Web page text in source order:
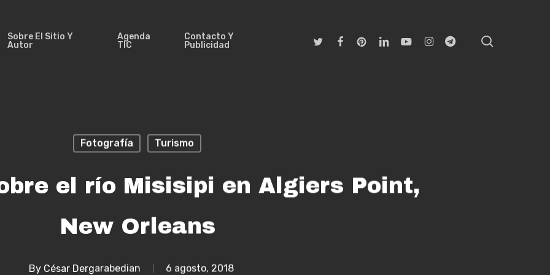
Sobre El Sitio Y
Autor
Agenda
TIC
Contacto Y
Publicidad
TwitterFacebookPinterestLinkedinYoutubeInstagramTelegram
Fotografía Turismo
el río Misisipi en Algiers Point,
New Orleans
By César Dergarabedian 6 agosto, 2018